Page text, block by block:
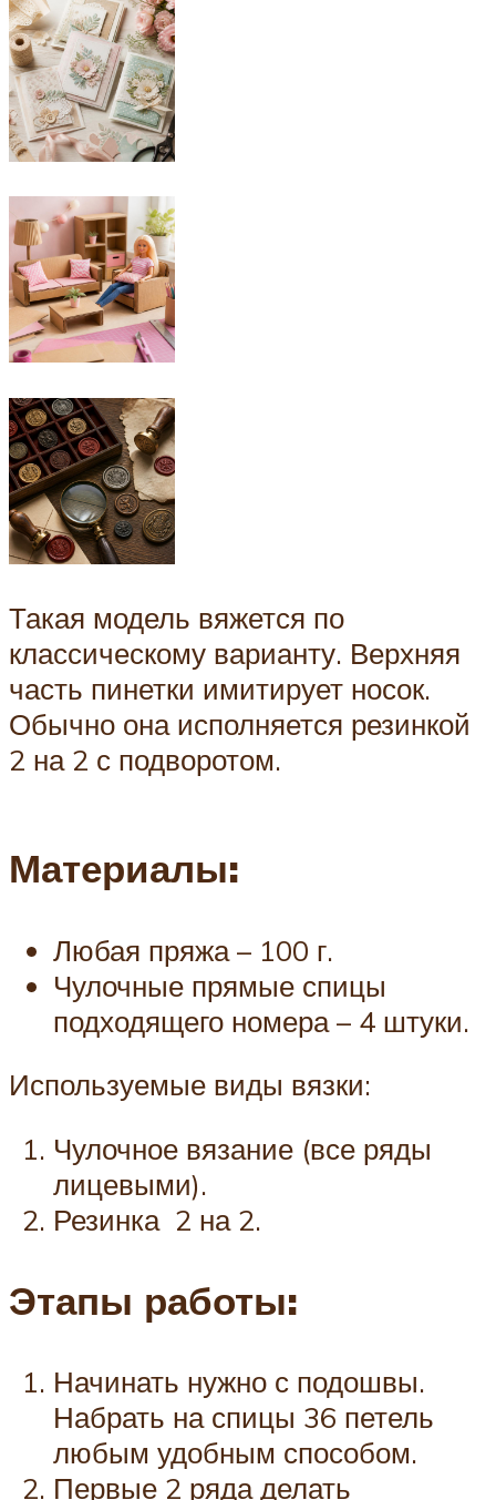
Такая модель вяжется по
классическому варианту. Верхняя
часть пинетки имитирует носок.
Обычно она исполняется резинкой
2 на 2 с подворотом.
Материалы:
Любая пряжа – 100 г.
Чулочные прямые спицы
подходящего номера – 4 штуки.
Используемые виды вязки:
Чулочное вязание (все ряды
лицевыми).
Резинка 2 на 2.
Этапы работы:
Начинать нужно с подошвы.
Набрать на спицы 36 петель
любым удобным способом.
Первые 2 ряда делать